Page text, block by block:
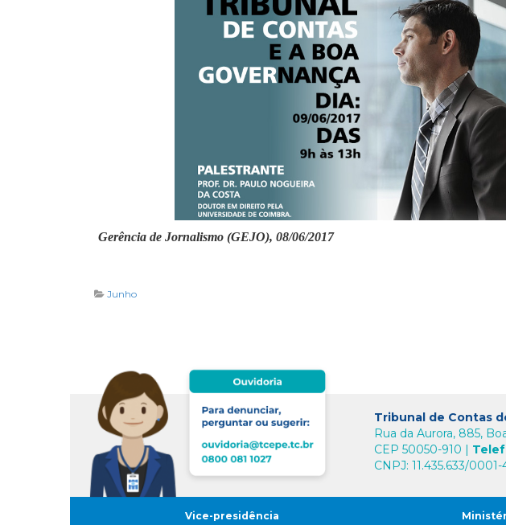
Gerência de Jornalismo (GEJO), 08/06/2017
Junho
Tribunal de Contas
Rua da Aurora, 885,
CEP 50050-910 |
CNPJ: 11.435.633/0001-
Vice-presidência